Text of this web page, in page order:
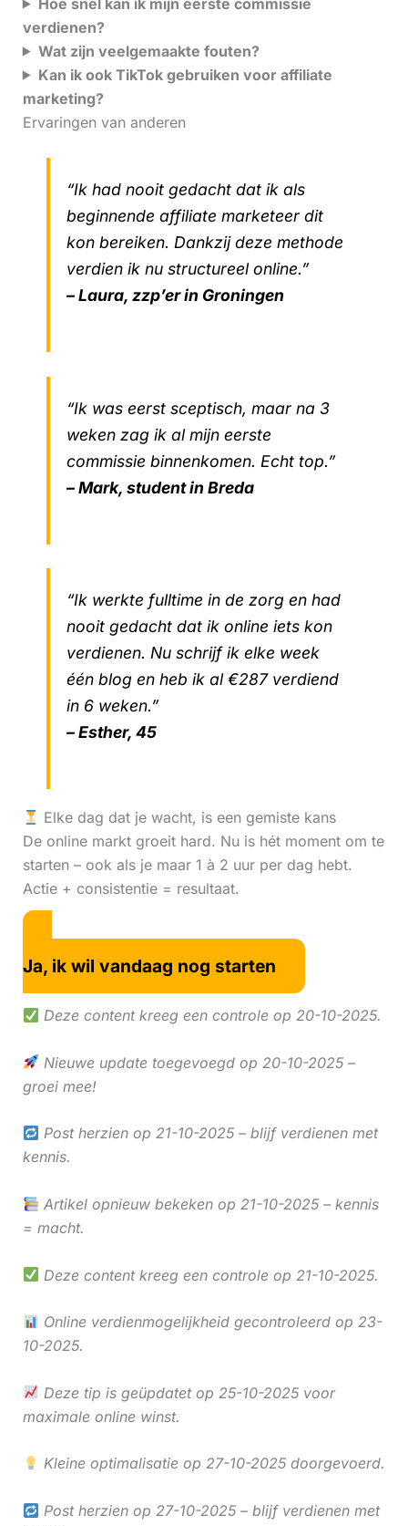
verdienen?
Wat zijn veelgemaakte fouten?
Kan ik ook TikTok gebruiken voor affiliate
marketing?
Ervaringen van anderen
“Ik had nooit gedacht dat ik als
beginnende affiliate marketeer dit
kon bereiken. Dankzij deze methode
verdien ik nu structureel online.”
– Laura, zzp’er in Groningen
“Ik was eerst sceptisch, maar na 3
weken zag ik al mijn eerste
commissie binnenkomen. Echt top.”
– Mark, student in Breda
“Ik werkte fulltime in de zorg en had
nooit gedacht dat ik online iets kon
verdienen. Nu schrijf ik elke week
één blog en heb ik al €287 verdiend
in 6 weken.”
– Esther, 45
Elke dag dat je wacht, is een gemiste kans
De online markt groeit hard. Nu is hét moment om te
starten – ook als je maar 1 à 2 uur per dag hebt.
Actie + consistentie = resultaat.
Ja, ik wil vandaag nog starten
Deze content kreeg een controle op 20-10-2025.
Nieuwe update toegevoegd op 20-10-2025 –
groei mee!
Post herzien op 21-10-2025 – blijf verdienen met
kennis.
Artikel opnieuw bekeken op 21-10-2025 – kennis
= macht.
Deze content kreeg een controle op 21-10-2025.
Online verdienmogelijkheid gecontroleerd op 23-
10-2025.
Deze tip is geüpdatet op 25-10-2025 voor
maximale online winst.
Kleine optimalisatie op 27-10-2025 doorgevoerd.
Post herzien op 27-10-2025 – blijf verdienen met